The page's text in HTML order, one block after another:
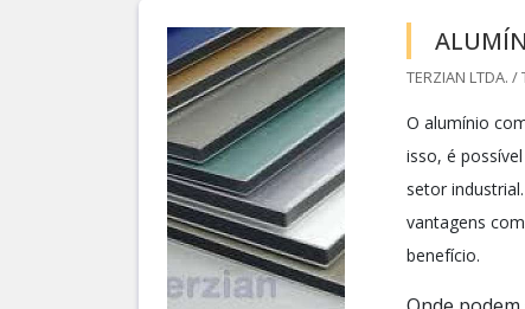
TERZIAN LTDA. /
O alumínio
isso, é
setor
vantagens
benefício.